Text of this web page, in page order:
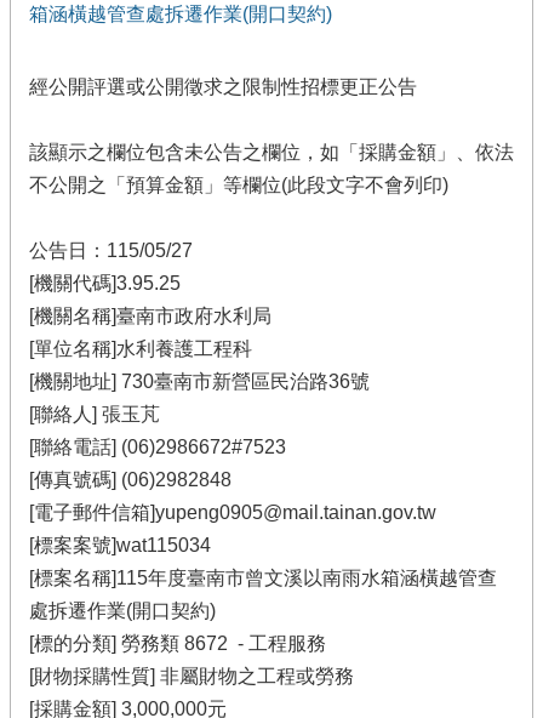
箱涵橫越管查處拆遷作業(開口契約)
經公開評選或公開徵求之限制性招標更正公告
該顯示之欄位包含未公告之欄位，如「採購金額」、依法
不公開之「預算金額」等欄位(此段文字不會列印)
公告日：115/05/27
[機關代碼]3.95.25
[機關名稱]臺南市政府水利局
[單位名稱]水利養護工程科
[機關地址] 730臺南市新營區民治路36號
[聯絡人] 張玉芃
[聯絡電話] (06)2986672#7523
[傳真號碼] (06)2982848
[電子郵件信箱]yupeng0905@mail.tainan.gov.tw
[標案案號]wat115034
[標案名稱]115年度臺南市曾文溪以南雨水箱涵橫越管查
處拆遷作業(開口契約)
[標的分類] 勞務類 8672 - 工程服務
[財物採購性質] 非屬財物之工程或勞務
[採購金額] 3,000,000元